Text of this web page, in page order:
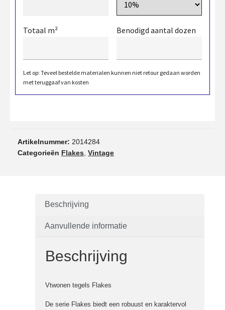
Totaal m² Benodigd aantal dozen
Let op: Teveel bestelde materialen kunnen niet retour gedaan worden
met teruggaaf van kosten
Artikelnummer: 2014284
Categorieën Flakes Vintage
Beschrijving
Aanvullende informatie
Beschrijving
Vtwonen tegels Flakes
De serie Flakes biedt een robuust en karaktervol